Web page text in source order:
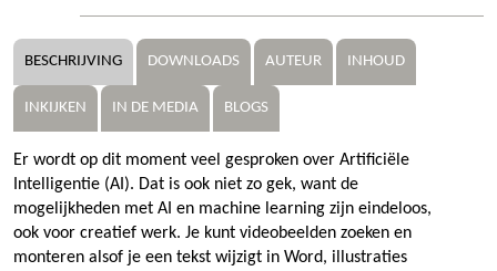
BESCHRIJVING DOWNLOADS AUTEUR INHOUD
INKIJKEN IN DE MEDIA BLOGS
Er wordt op dit moment veel gesproken over Artificiële
Intelligentie (AI). Dat is ook niet zo gek, want de
mogelijkheden met AI en machine learning zijn eindeloos,
ook voor creatief werk. Je kunt videobeelden zoeken en
monteren alsof je een tekst wijzigt in Word, illustraties